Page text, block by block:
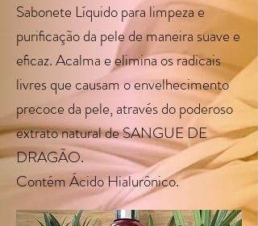
Sabonete Líquido para limpeza e
puriﬁcação da pele de maneira suave e
eﬁcaz. Acalma e elimina os radicais
livres que causam o envelhecimento
precoce da pele, através do poderoso
extrato natural de SANGUE DE
DRAGÃO.
Contém Ácido Hialurônico.